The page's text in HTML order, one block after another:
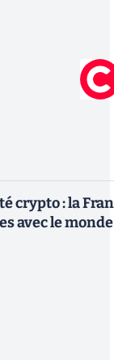
crypto : la
avec le